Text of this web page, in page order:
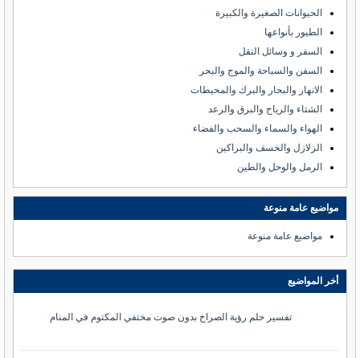
الحيوانات الصغيرة والكبيرة
الطيور بأنواعها
السفر و وسائل النقل
السفن والسباحة والموج والبحر
الانهار والبحار والبرك والمحيطات
الشتاء والرياح والبرق والرعد
الهواء والسماء والسحب والفضاء
الزلازل والخسف والبراكين
الرمل والوحل والطين
مواضيع عامة منوعة
مواضيع عامة منوعة
أخر المواضيع
تفسير حلم رؤية الصراخ بدون صوت مختفي المكتوم في المنام